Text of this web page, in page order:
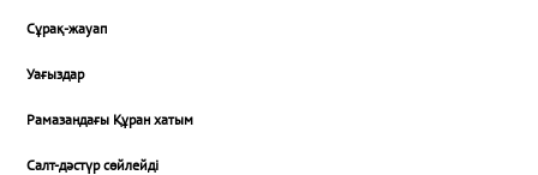
Сұрақ-жауап
Уағыздар
Рамазандағы Құран хатым
Салт-дәстүр сөйлейді